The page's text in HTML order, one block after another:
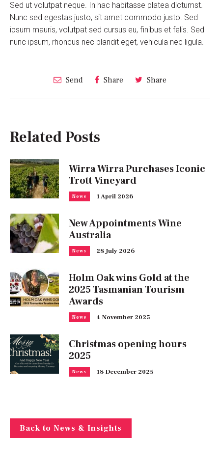
Sed ut volutpat neque. In hac habitasse platea dictumst.
Nunc sed egestas justo, sit amet commodo justo. Sed
ipsum mauris, volutpat sed cursus eu, finibus et felis. Sed
nunc ipsum, rhoncus nec blandit eget, vehicula nec ligula.
Send Share Share
Related Posts
Wirra Wirra Purchases Iconic
Trott Vineyard
News 1 April 2026
New Appointments Wine
Australia
News 28 July 2026
Holm Oak wins Gold at the
2025 Tasmanian Tourism
Awards
News 4 November 2025
Christmas opening hours
2025
News 18 December 2025
Back to News & Insights